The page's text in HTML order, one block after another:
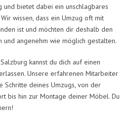
und bietet dabei ein unschlagbares
wissen, dass ein Umzug oft mit
ist und möchten dir deshalb den
und angenehm wie möglich gestalten.
kannst du dich auf einen
Unsere erfahrenen Mitarbeiter
Schritte deines Umzugs, von der
bis hin zur Montage deiner Möbel. Du